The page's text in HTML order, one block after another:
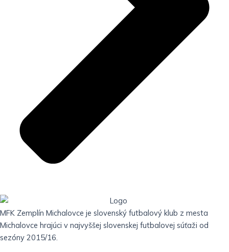
MFK Zemplín Michalovce je slovenský futbalový klub z mesta
Michalovce hrajúci v najvyššej slovenskej futbalovej súťaži od
sezóny 2015/16.